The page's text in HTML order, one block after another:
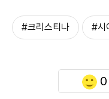
#크리스티나 #시
0